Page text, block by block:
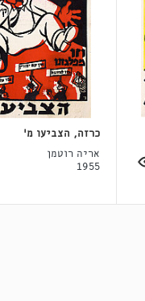
כרזה, הצביעו מ'
אריה רוטמן
1955